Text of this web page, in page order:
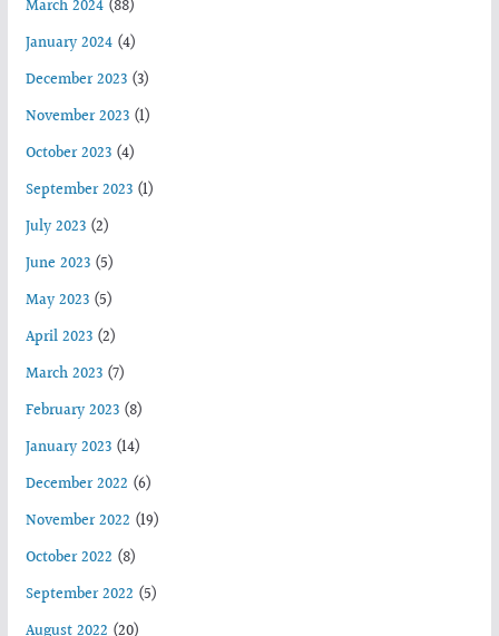
March 2024(88)
January 2024(4)
December 2023(3)
November 2023(1)
October 2023(4)
September 2023(1)
July 2023(2)
June 2023(5)
May 2023(5)
April 2023(2)
March 2023(7)
February 2023(8)
January 2023(14)
December 2022 (6)
November 2022 (19)
October 2022 (8)
September 2022 (5)